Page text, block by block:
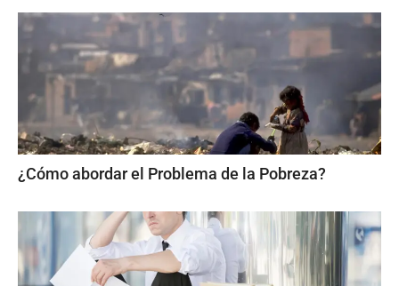
¿Cómo abordar el Problema de la Pobreza?